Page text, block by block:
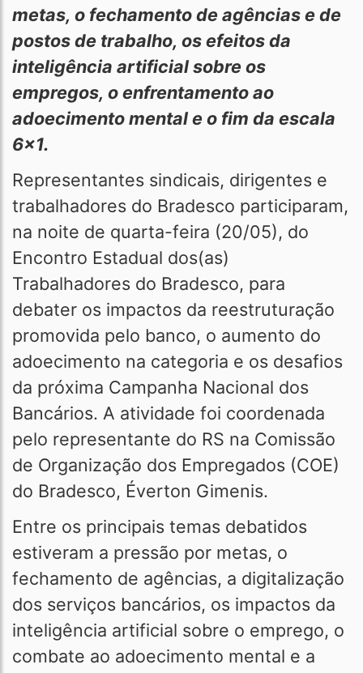
metas, o fechamento de agências e de
postos de trabalho, os efeitos da
inteligência artificial sobre os
empregos, o enfrentamento ao
adoecimento mental e o fim da escala
6x1.
Representantes sindicais, dirigentes e
trabalhadores do Bradesco participaram,
na noite de quarta-feira (20/05), do
Encontro Estadual dos(as)
Trabalhadores do Bradesco, para
debater os impactos da reestruturação
promovida pelo banco, o aumento do
adoecimento na categoria e os desafios
da próxima Campanha Nacional dos
Bancários. A atividade foi coordenada
pelo representante do RS na Comissão
de Organização dos Empregados (COE)
do Bradesco, Éverton Gimenis.
Entre os principais temas debatidos
estiveram a pressão por metas, o
fechamento de agências, a digitalização
dos serviços bancários, os impactos da
inteligência artificial sobre o emprego, o
combate ao adoecimento mental e a